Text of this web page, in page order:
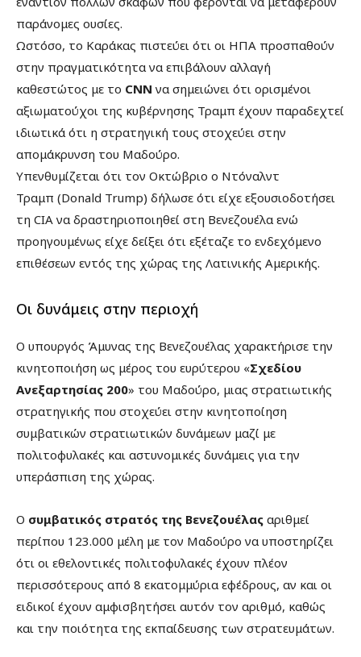
παράνομες ουσίες.
Ωστόσο, το Καράκας πιστεύει ότι οι ΗΠΑ προσπαθούν
στην πραγματικότητα να επιβάλουν αλλαγή
καθεστώτος με το CNN να σημειώνει ότι ορισμένοι
αξιωματούχοι της κυβέρνησης Τραμπ έχουν παραδεχτεί
ιδιωτικά ότι η στρατηγική τους στοχεύει στην
απομάκρυνση του Μαδούρο.
Υπενθυμίζεται ότι τον Οκτώβριο ο Ντόναλντ
Τραμπ (Donald Trump) δήλωσε ότι είχε εξουσιοδοτήσει
τη CIA να δραστηριοποιηθεί στη Βενεζουέλα ενώ
προηγουμένως είχε δείξει ότι εξέταζε το ενδεχόμενο
επιθέσεων εντός της χώρας της Λατινικής Αμερικής.
Οι δυνάμεις στην περιοχή
Ο υπουργός Άμυνας της Βενεζουέλας χαρακτήρισε την
κινητοποιήση ως μέρος του ευρύτερου «Σχεδίου
Ανεξαρτησίας 200» του Μαδούρο, μιας στρατιωτικής
στρατηγικής που στοχεύει στην κινητοποίηση
συμβατικών στρατιωτικών δυνάμεων μαζί με
πολιτοφυλακές και αστυνομικές δυνάμεις για την
υπεράσπιση της χώρας.
Ο συμβατικός στρατός της Βενεζουέλας αριθμεί
περίπου 123.000 μέλη με τον Μαδούρο να υποστηρίζει
ότι οι εθελοντικές πολιτοφυλακές έχουν πλέον
περισσότερους από 8 εκατομμύρια εφέδρους, αν και οι
ειδικοί έχουν αμφισβητήσει αυτόν τον αριθμό, καθώς
και την ποιότητα της εκπαίδευσης των στρατευμάτων.